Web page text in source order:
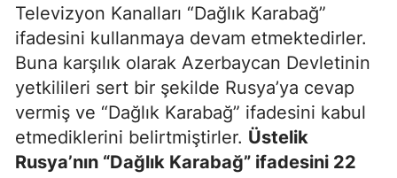
Televizyon Kanalları “Dağlık Karabağ”
ifadesini kullanmaya devam etmektedirler.
Buna karşılık olarak Azerbaycan Devletinin
yetkilileri sert bir şekilde Rusya’ya cevap
vermiş ve “Dağlık Karabağ” ifadesini kabul
etmediklerini belirtmiştirler. Üstelik
Rusya’nın “Dağlık Karabağ” ifadesini 22